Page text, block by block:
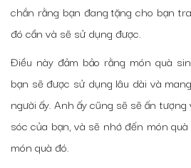
chắn rằng bạn đang tặng cho bạn
đó cần và sẽ sử dụng được.
Điều này đảm bảo rằng món quà
bạn sẽ được sử dụng lâu dài và
người ấy. Anh ấy cũng sẽ sẽ ấn
sóc của bạn, và sẽ nhớ đến món
món quà đó.